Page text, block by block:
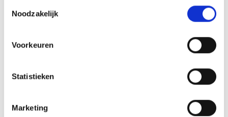
Noodzakelijk
Voorkeuren
Statistieken
Marketing